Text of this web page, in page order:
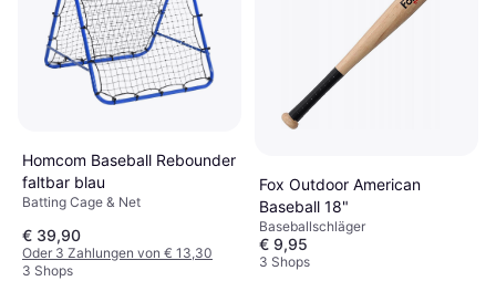
Homcom Baseball Rebounder
faltbar blau
Batting Cage & Net
€ 39,90
Oder 3 Zahlungen von € 13,30
3 Shops
Fox Outdoor American
Baseball 18"
Baseballschläger
€ 9,95
3 Shops